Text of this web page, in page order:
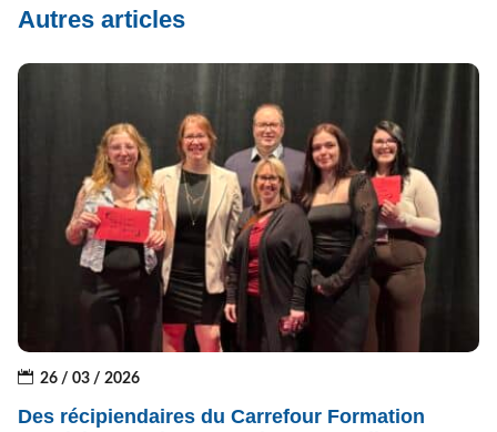
Autres articles
26 / 03 / 2026
Des récipiendaires du Carrefour Formation